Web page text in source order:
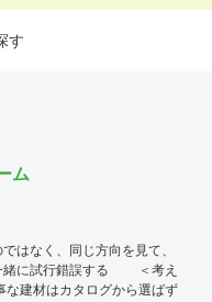
す
ム
なく、同じ方向を見て、
緒に試行錯誤する ＜考え
建材はカタログから選ばず